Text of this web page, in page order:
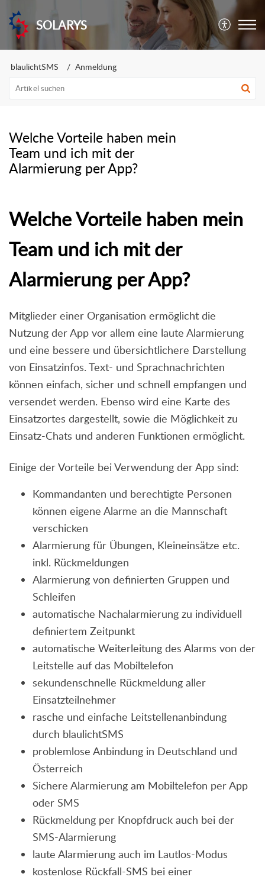
SOLARYS
blaulichtSMS Anmeldung
Welche Vorteile haben mein
Team und ich mit der
Alarmierung per App?
Welche Vorteile haben mein
Team und ich mit der
Alarmierung per App?
Mitglieder einer Organisation ermöglicht die
Nutzung der App vor allem eine laute Alarmierung
und eine bessere und übersichtlichere Darstellung
von Einsatzinfos. Text- und Sprachnachrichten
können einfach, sicher und schnell empfangen und
versendet werden. Ebenso wird eine Karte des
Einsatzortes dargestellt, sowie die Möglichkeit zu
Einsatz-Chats und anderen Funktionen ermöglicht.
Einige der Vorteile bei Verwendung der App sind:
Kommandanten und berechtigte Personen
können eigene Alarme an die Mannschaft
verschicken
Alarmierung für Übungen, Kleineinsätze etc.
inkl. Rückmeldungen
Alarmierung von definierten Gruppen und
Schleifen
automatische Nachalarmierung zu individuell
definiertem Zeitpunkt
automatische Weiterleitung des Alarms von der
Leitstelle auf das Mobiltelefon
sekundenschnelle Rückmeldung aller
Einsatzteilnehmer
rasche und einfache Leitstellenanbindung
durch blaulichtSMS
problemlose Anbindung in Deutschland und
Österreich
Sichere Alarmierung am Mobiltelefon per App
oder SMS
Rückmeldung per Knopfdruck auch bei der
SMS-Alarmierung
laute Alarmierung auch im Lautlos-Modus
kostenlose Rückfall-SMS bei einer